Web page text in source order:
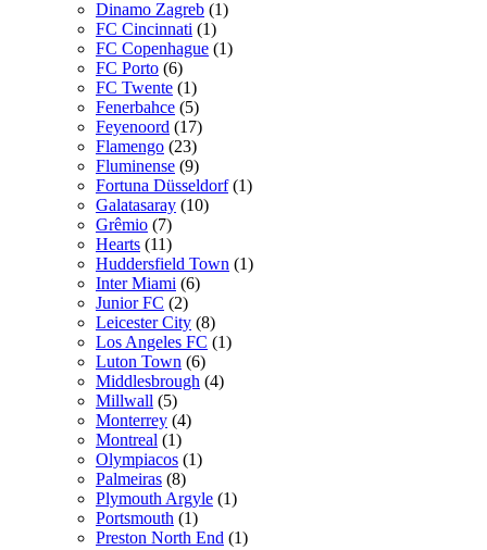
Dinamo Zagreb (1)
FC Cincinnati (1)
FC Copenhague (1)
FC Porto (6)
FC Twente (1)
Fenerbahce (5)
Feyenoord (17)
Flamengo (23)
Fluminense (9)
Fortuna Düsseldorf (1)
Galatasaray (10)
Grêmio (7)
Hearts (11)
Huddersfield Town (1)
Inter Miami (6)
Junior FC (2)
Leicester City (8)
Los Angeles FC (1)
Luton Town (6)
Middlesbrough (4)
Millwall (5)
Monterrey (4)
Montreal (1)
Olympiacos (1)
Palmeiras (8)
Plymouth Argyle (1)
Portsmouth (1)
Preston North End (1)